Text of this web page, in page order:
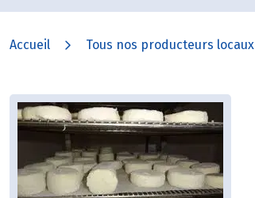
Accueil Tous nos producteurs locaux